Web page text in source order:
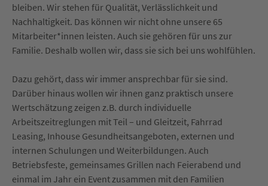
bleiben. Wir stehen für Qualität, Verlässlichkeit und
Nachhaltigkeit. Das können wir nicht ohne unsere 65
Mitarbeiter*innen leisten. Auch sie gehören für uns zur
Familie. Deshalb wollen wir, dass sie sich bei uns wohlfühlen.
Dazu gehört, dass wir immer ansprechbar für sie sind.
Darüber hinaus wollen wir ihnen ganz praktisch unsere
Wertschätzung zeigen z.B. durch individuelle
Arbeitszeitreglungen mit Teil – und Gleitzeit, Fahrrad
Leasing, Inhouse Gesundheitsangeboten, externen und
internen Schulungen und Weiterbildungen. Auch
Betriebsfeste, gemeinsames Grillen nach Feierabend und
einmal im Jahr ein Event zusammen mit den Familien